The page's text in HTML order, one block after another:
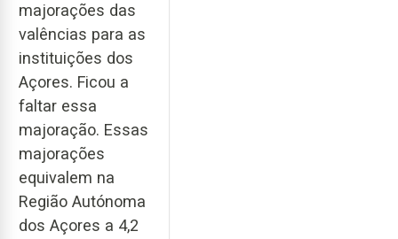
majorações das
valências para as
instituições dos
Açores. Ficou a
faltar essa
majoração. Essas
majorações
equivalem na
Região Autónoma
dos Açores a 4,2